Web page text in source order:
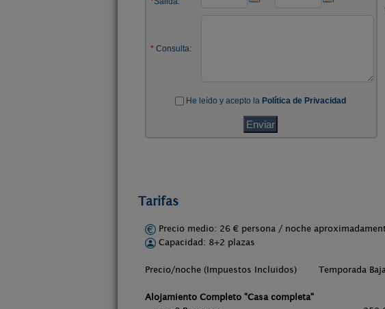
Tarifas
Precio medio: 26 € persona / noche
Capacidad: 8+2 plazas
Precio/noche (Impuestos Incluidos)
Alojamiento Completo "Casa completa"